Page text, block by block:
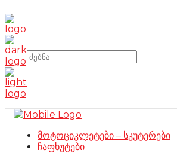
მოტოციკლეტები – სკუტერები
ჩაფხუტები